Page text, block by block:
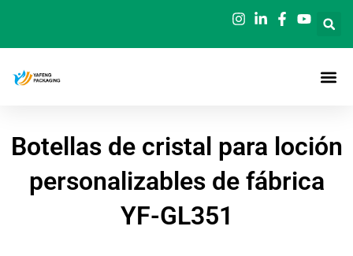
contenido
Botellas de cristal para loción
personalizables de fábrica
YF-GL351